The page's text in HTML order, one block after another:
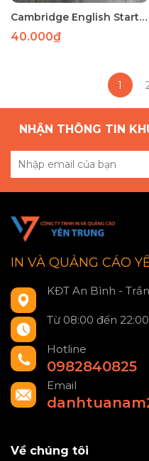
Cambridge English Starters 4 for Revised Exam from 2022
40.000₫
1
NHẬN THÔNG TIN
IN VÀ QUẢNG CÁO
KĐT An Bình -
Từ 08:00 đến
Hotline
0982840825
Email
Về chúng tôi